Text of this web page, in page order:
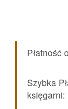
Płatność
Szybka
księgarni: